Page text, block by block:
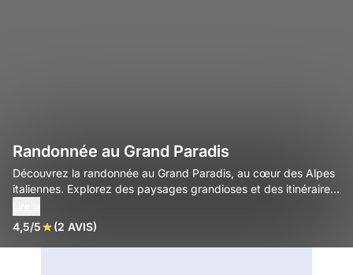
Randonnée au Grand Paradis
Découvrez la randonnée au Grand Paradis, au cœur des Alpes
italiennes. Explorez des paysages grandioses et des itinéraires
4,5/5 (2 AVIS)